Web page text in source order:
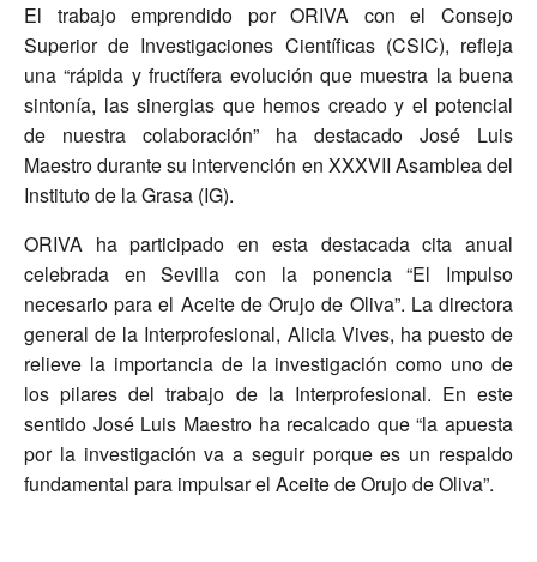
El trabajo emprendido por ORIVA con el Consejo
Superior de Investigaciones Científicas (CSIC), refleja
una “rápida y fructífera evolución que muestra la buena
sintonía, las sinergias que hemos creado y el potencial
de nuestra colaboración” ha destacado José Luis
Maestro durante su intervención en XXXVII Asamblea del
Instituto de la Grasa (IG).
ORIVA ha participado en esta destacada cita anual
celebrada en Sevilla con la ponencia “El Impulso
necesario para el Aceite de Orujo de Oliva”. La directora
general de la Interprofesional, Alicia Vives, ha puesto de
relieve la importancia de la investigación como uno de
los pilares del trabajo de la Interprofesional. En este
sentido José Luis Maestro ha recalcado que “la apuesta
por la investigación va a seguir porque es un respaldo
fundamental para impulsar el Aceite de Orujo de Oliva”.